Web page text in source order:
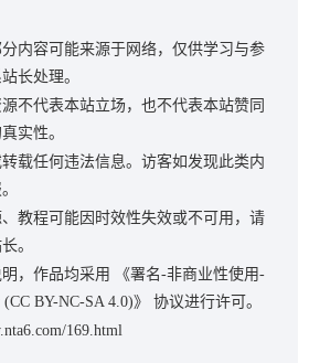
内容可能来源于网络，仅供学习与参
长处理。
不代表本站立场，也不代表本站赞同
实性。
载任何违法信息。访客如发现此类内
教程可能因时效性失效或不可用，请
。
，作品均采用
《署名-非商业性使用-
BY-NC-SA 4.0)》
协议进行许可。
169.html